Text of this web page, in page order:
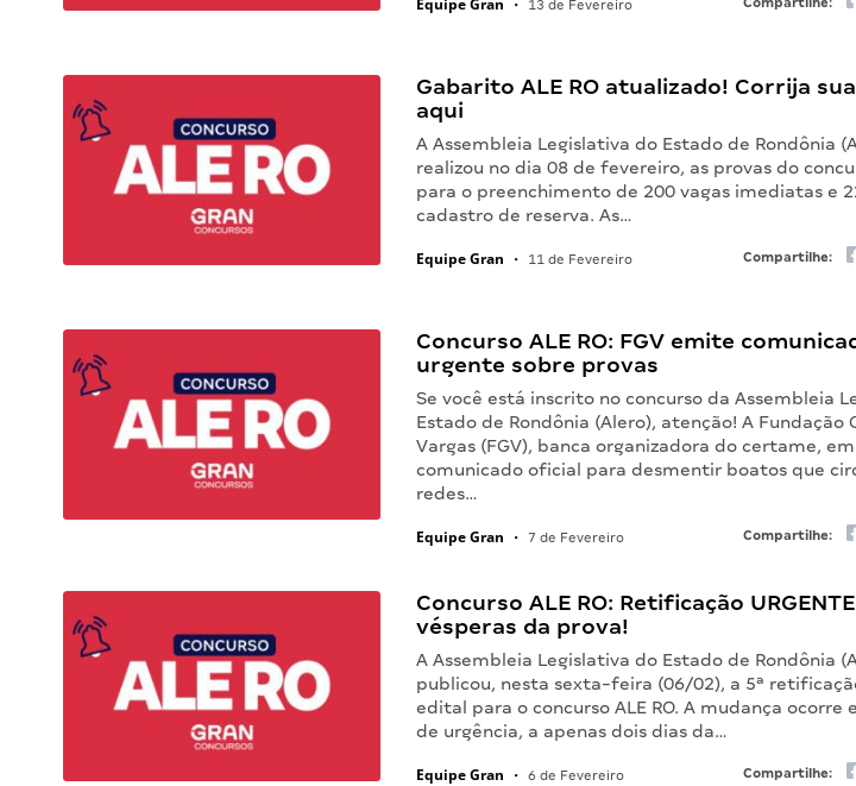
Equipe Gran • 13 de Fevereiro
Gabarito ALE RO atualizado! Corrija
aqui
A Assembleia Legislativa do Estado de Rondônia
realizou no dia 08 de fevereiro, as provas do
para o preenchimento de 200 vagas imediatas e
cadastro de reserva. As…
Equipe Gran • 11 de Fevereiro Compartilhe:
Concurso ALE RO: FGV emite
urgente sobre provas
Se você está inscrito no concurso da Assembleia
Estado de Rondônia (Alero), atenção! A Fundação
Vargas (FGV), banca organizadora do certame,
comunicado oficial para desmentir boatos que
redes…
Equipe Gran • 7 de Fevereiro Compartilhe:
Concurso ALE RO: Retificação
vésperas da prova!
A Assembleia Legislativa do Estado de Rondônia
publicou, nesta sexta-feira (06/02), a 5ª
edital para o concurso ALE RO. A mudança ocorre
de urgência, a apenas dois dias da…
Equipe Gran • 6 de Fevereiro Compartilhe: